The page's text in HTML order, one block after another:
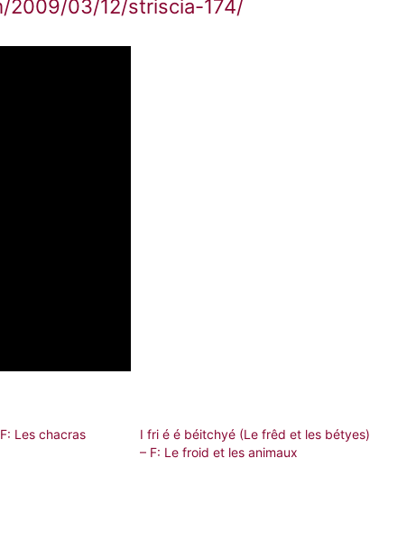
2009/03/12/striscia-174/
Les chacras
I fri é é béitchyé (Le frêd et les bétyes)
– F: Le froid et les animaux